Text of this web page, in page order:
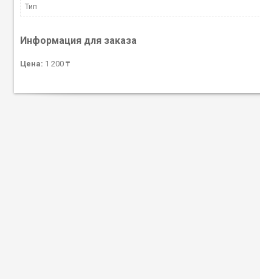
Тип
Информация для заказа
Цена: 1 200 ₸